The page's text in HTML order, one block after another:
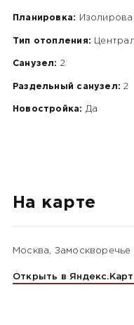
Планировка:
Тип отопления:
Санузел: 2
Раздельный санузел: 2
Новостройка: Да
На карте
Москва, Замоскворечье
Открыть в